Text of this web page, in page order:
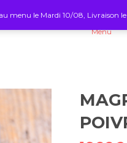
Menu
menu le Mardi 10/08, Livraison le